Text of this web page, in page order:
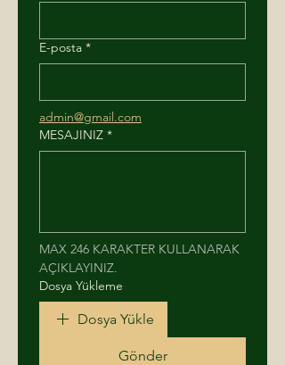
E-posta *
admin@gmail.com
MESAJINIZ *
MAX 246 KARAKTER KULLANARAK
AÇIKLAYINIZ.
Dosya Yükleme
Dosya Yükle
Gönder